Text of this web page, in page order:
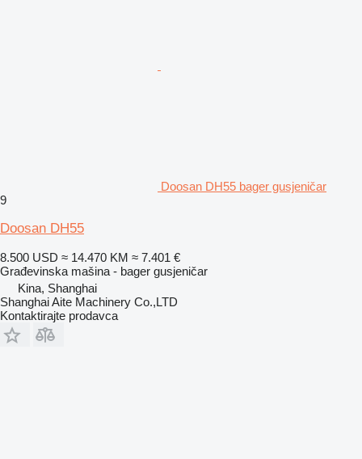
Doosan DH55 bager gusjeničar
9
Doosan DH55
8.500 USD ≈ 14.470 KM ≈ 7.401 €
Građevinska mašina - bager gusjeničar
Kina, Shanghai
Shanghai Aite Machinery Co.,LTD
Kontaktirajte prodavca